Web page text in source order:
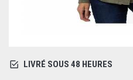
LIVRÉ SOUS 48 HEURES